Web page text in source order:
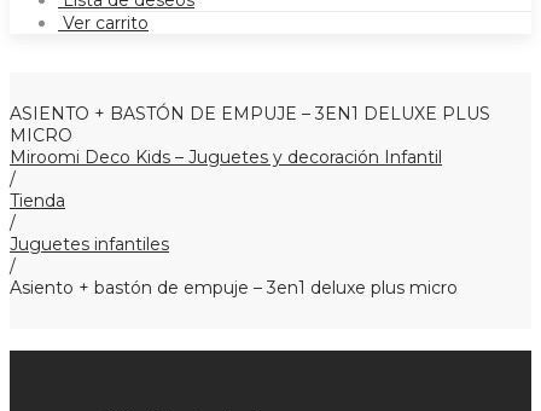
Ver carrito
ASIENTO + BASTÓN DE EMPUJE – 3EN1 DELUXE PLUS
MICRO
Miroomi Deco Kids – Juguetes y decoración Infantil
/
Tienda
/
Juguetes infantiles
/
Asiento + bastón de empuje – 3en1 deluxe plus micro